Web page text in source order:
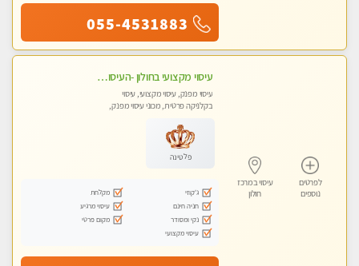
055-4531883
לפרטים
נוספים
עיסוי במרכז
חולון
עיסוי מקצועי בחולון -העיסוי הכי טוב בעיר אצלי רוצה לבוא ? תתקשר
עיסוי מפנק, עיסוי מקצועי, עיסוי
בקלניקה פרטית, מכוני עיסוי מפנק,
פלטינה
ג'קוזי
מקלחת
חניה חינם
עיסוי מרגיע
נקי ומסודר
מקום פרטי
עיסוי מקצועי